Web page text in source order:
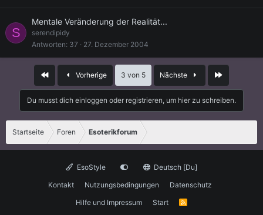
S
Mentale Veränderung der Realität...
serendipidy
Antworten 37 27. Dezember 2004
Erste Vorherige 3 von 5 Nächste Letzte
Du musst dich einloggen oder registrieren, um hier zu schreiben.
Startseite Foren Esoterikforum
EsoStyle
Deutsch [Du]
Kontakt
Nutzungsbedingungen
Datenschutz
Hilfe und Impressum
Start
R